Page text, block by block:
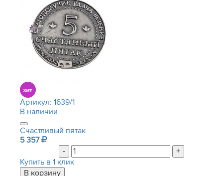
Артикул: 1639/1
В наличии
Счастливый пятак
5 357
-
+
Купить в 1 клик